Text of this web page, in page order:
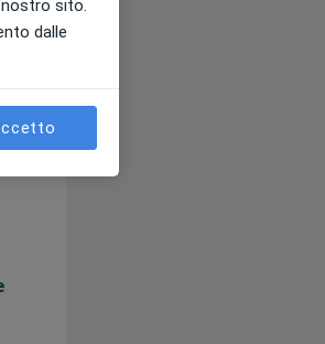
Mar,
sito.
dalle